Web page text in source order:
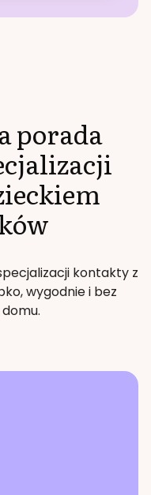
porada
kontakty z
wygodnie i bez